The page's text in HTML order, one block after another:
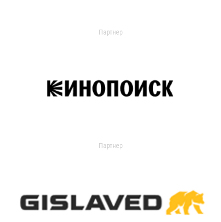
Партнер
Партнер